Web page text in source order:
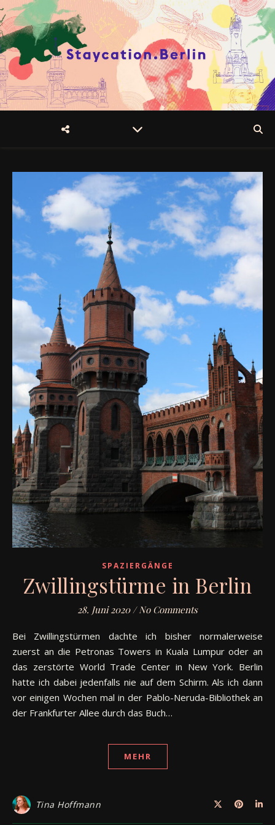
SPAZIERGÄNGE
Zwillingstürme in Berlin
28. Juni 2020 / No Comments
Bei Zwillingstürmen dachte ich bisher normalerweise
zuerst an die Petronas Towers in Kuala Lumpur oder an
das zerstörte World Trade Center in New York. Berlin
hatte ich dabei jedenfalls nie auf dem Schirm. Als ich dann
vor einigen Wochen mal in der Pablo-Neruda-Bibliothek an
der Frankfurter Allee durch das Buch…
MEHR
Tina Hoffmann